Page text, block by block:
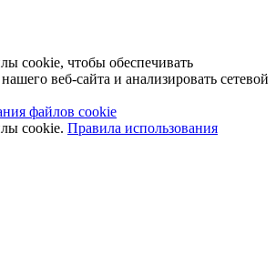
cookie, чтобы обеспечивать
веб-сайта и анализировать сетевой
файлов cookie
cookie. Правила использования